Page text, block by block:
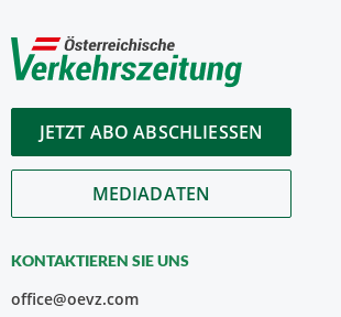
JETZT ABO ABSCHLIESSEN
MEDIADATEN
KONTAKTIEREN SIE UNS
office@oevz.com